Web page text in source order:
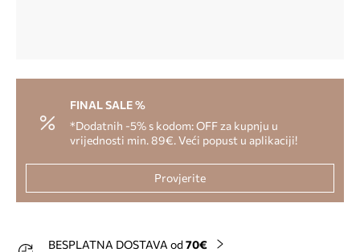
FINAL SALE %
*Dodatnih -5% s kodom: OFF za kupnju u
vrijednosti min. 89€. Veći popust u aplikaciji!
Provjerite
BESPLATNA DOSTAVA od 70€